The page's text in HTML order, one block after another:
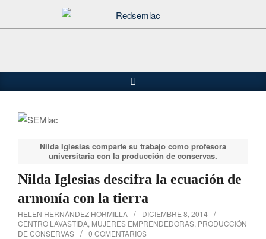
de
principal
Buscar
Nilda Iglesias comparte su trabajo como profesora
universitaria con la producción de conservas.
Nilda Iglesias descifra la ecuación de
armonía con la tierra
HELEN HERNÁNDEZ HORMILLA
DICIEMBRE 8, 2014
CENTRO LAVASTIDA, MUJERES EMPRENDEDORAS, PRODUCCIÓN
DE CONSERVAS
0 COMENTARIOS